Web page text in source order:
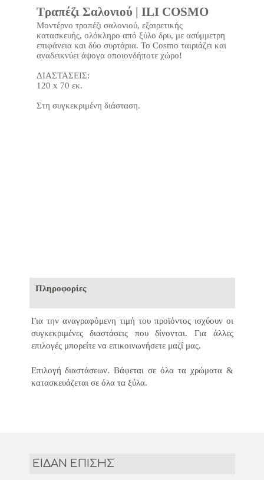
Τραπέζι Σαλονιού | ILI COSMO
Μοντέρνο τραπέζι σαλονιού, εξαιρετικής
κατασκευής, ολόκληρο από ξύλο δρυ, με ασύμμετρη
επιφάνεια και δύο συρτάρια. Το Cosmo ταιριάζει και
αναδεικνύει άψογα οποιονδήποτε χώρο!
ΔΙΑΣΤΑΣΕΙΣ:
120 x 70 εκ.
Στη συγκεκριμένη διάσταση.
Πληροφορίες
Για την αναγραφόμενη τιμή του προϊόντος ισχύουν οι
συγκεκριμένες διαστάσεις που δίνονται. Για άλλες
επιλογές μπορείτε να επικοινωνήσετε μαζί μας.
Επιλογή διαστάσεων. Βάφεται σε όλα τα χρώματα &
κατασκευάζεται σε όλα τα ξύλα.
ΕΙΔΑΝ ΕΠΙΣΗΣ